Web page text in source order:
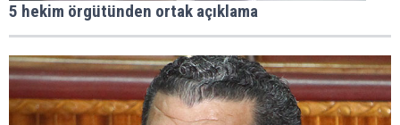
5 hekim örgütünden ortak açıklama